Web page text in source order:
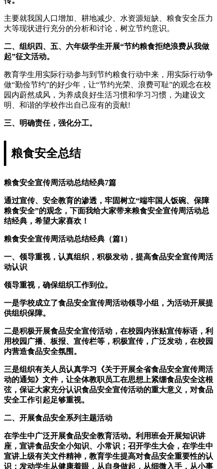
主要就我国人口增加、耕地减少、水资源短缺、粮食安全压力
大等现状进行充分的分析和讨论，树立节约意识。
二、组织四、五、六年级学生开展“节约粮食拒绝浪费从我做
起”征文活动。
教育学生用实际行动参与到节约粮食行动中来，用实际行动争
做“勤俭节约”的好少年，让“节约光荣、浪费可耻”的观念在校
园内蔚然成风，为养成良好生活习惯和学习习惯，为建设文
明、和谐的学校作出自己应有的贡献!
三、明确责任，强化分工。
粮食安全总结
粮食安全宣传周活动总结经典7篇
通过宣传、安全教育的渗透，牢固树立“端牢国人饭碗、保障
粮食安全”的观念，下面我给大家带来粮食安全宣传周活动总
结经典，希望大家喜欢！
粮食安全宣传周活动总结经典（篇1）
一、领导重视，认真组织，积极发动，提高食品安全宣传周活
动认识
领导重视，确保组织工作到位。
一是学校成立了食品安全宣传周活动领导小组，为活动开展提
供组织保障。
二是积极开展食品安全宣传活动，在校园内张贴宣传标语，利
用校园广播、板报、宣传栏等，积极宣传，广泛发动，在校园
内营造食品安全氛围。
三是组织有关人员认真学习《关于开展全省食品安全宣传周活
动的通知》文件，让全体教职员工在思想上紧绷食品安全这根
弦，保证大家充分认识食品安全宣传活动的重大意义，对食品
安全工作引起足够重视。
二、开展食品安全系列主题活动
在学生中广泛开展食品安全教育活动。利用班会开展知识讲
座，宣讲食品安全小知识、小常识；召开学生大会，在学生中
宣讲上级有关文件精神，教育学生提高对食品安全重要性的认
识；发动学生从健康着眼，从自身做起，从细微入手，从小事